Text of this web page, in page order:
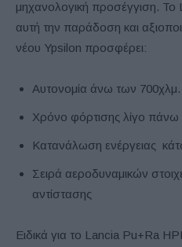
μηχανολογική προσέγγιση. Το
αυτή την παράδοση και
νέου Ypsilon προσφέρει:
Αυτονομία άνω των 700χλμ.
Χρόνο φόρτισης λίγο
Κατανάλωση ενέργειας
Σειρά αεροδυναμικών
αντίστασης
Ειδικά για το Lancia Pu+Ra